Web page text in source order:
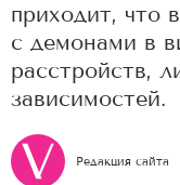
приходит, что
с демонами в
расстройств,
зависимостей.
Редакция сайта